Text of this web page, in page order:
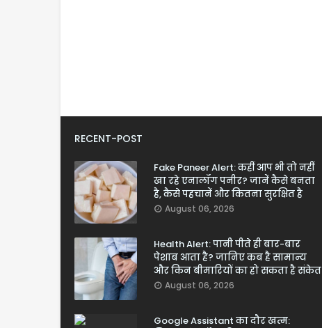
RECENT-POST
Fake Paneer Alert: कहीं आप भी तो नहीं
खा रहे एनालॉग पनीर? जानें कैसे बनता
है, कैसे पहचानें और कितना सुरक्षित है
August 06, 2026
Health Alert: पानी पीते ही बार-बार
पेशाब आता है? जानिए कब है सामान्य
और किन बीमारियों का हो सकता है संकेत
August 06, 2026
Google Assistant का दौर खत्म: